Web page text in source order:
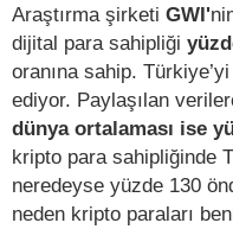
Araştırma şirketi GWI'
dijital para sahipliği
oranına sahip. Türkiye’yi
ediyor. Paylaşılan
dünya ortalaması ise
kripto para sahipliğinde
neredeyse yüzde 130
neden kripto paraları